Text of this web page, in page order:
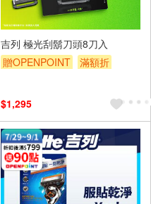
吉列 極光刮鬍刀頭8刀入
贈OPENPOINT
滿額折
$1,295